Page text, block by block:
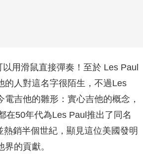
用滑鼠直接彈奏！至於 Les Paul
的人對這名字很陌生，不過Les
電吉他的雛形：實心吉他的概念，
在50年代為Les Paul推出了同名
熱銷半個世紀，顯見這位美國發明
的貢獻。